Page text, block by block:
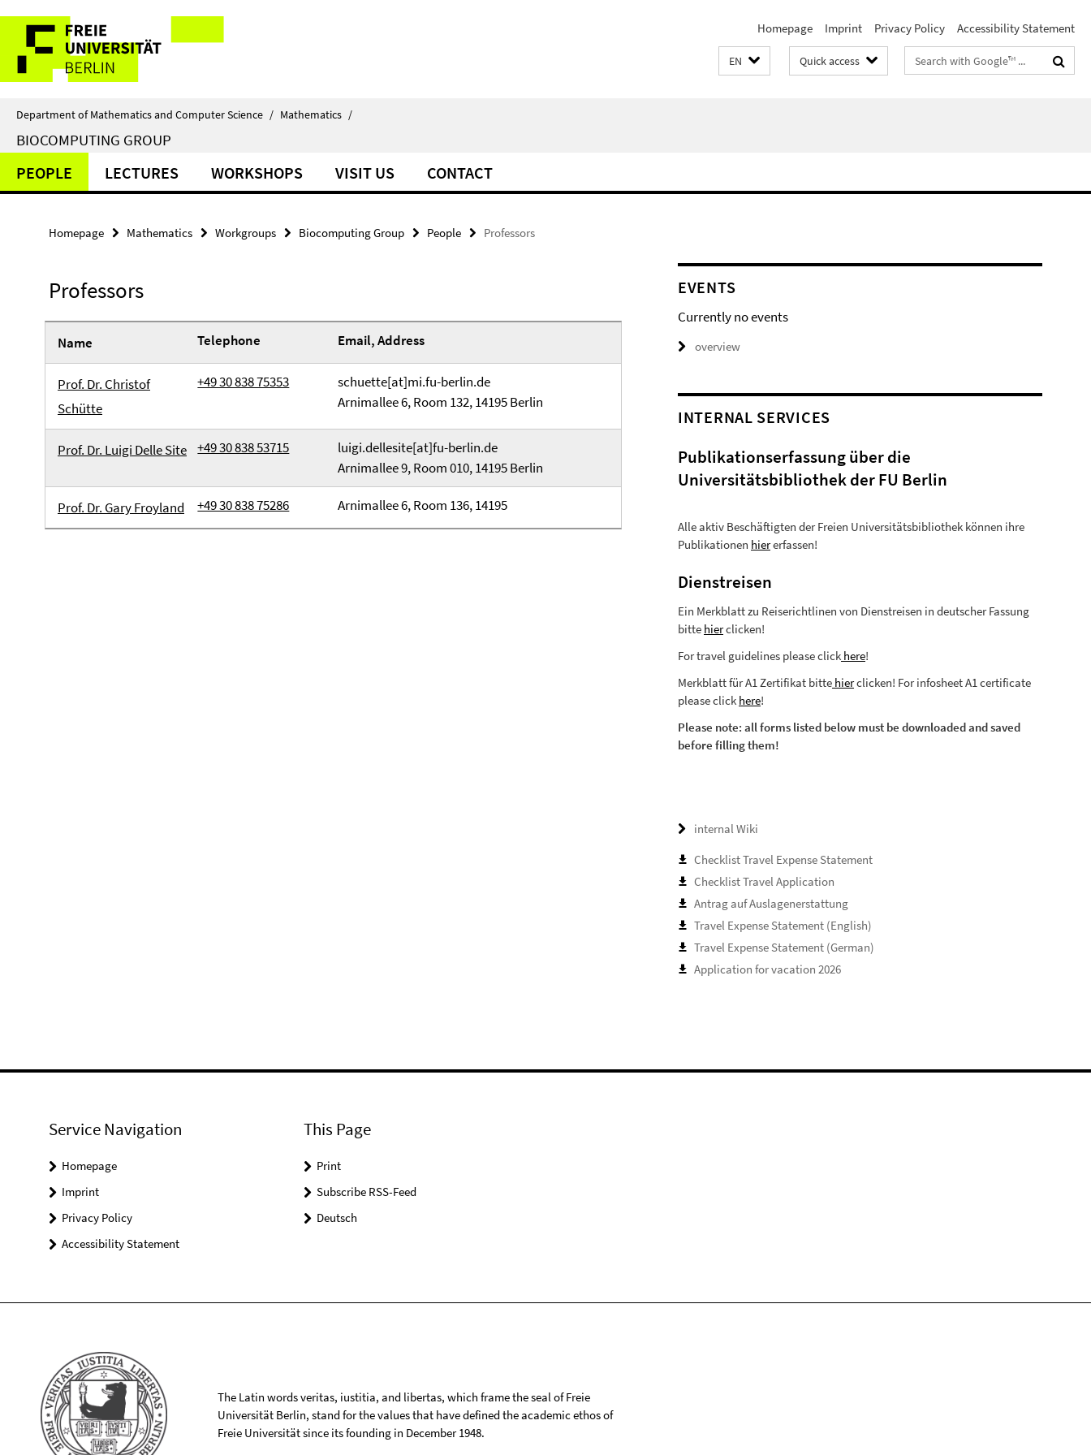
direkt
Inhalt
Service
Navigation
Homepage Imprint Privacy Policy Accessibility Statement
EN Quick access
Search
terms
Department of Mathematics and Computer Science / Mathematics /
BIOCOMPUTING GROUP
PEOPLE LECTURES WORKSHOPS VISIT US CONTACT
Homepage Mathematics Workgroups Biocomputing Group People Professors
Professors
Name Telephone Email, Address
Prof. Dr. Christof
Schütte
+49 30 838 75353
schuette[at]mi.fu-berlin.de
Arnimallee 6, Room 132, 14195 Berlin
Prof. Dr. Luigi Delle Site +49 30 838 53715
luigi.dellesite[at]fu-berlin.de
Arnimallee 9, Room 010, 14195 Berlin
Prof. Dr. Gary Froyland +49 30 838 75286 Arnimallee 6, Room 136, 14195
EVENTS
Currently no events
overview
INTERNAL SERVICES
Publikationserfassung über die
Universitätsbibliothek der FU Berlin
Alle aktiv Beschäftigten der Freien Universitätsbibliothek können ihre
Publikationen hiererfassen!
Dienstreisen
Ein Merkblatt zu Reiserichtlinen von Dienstreisen in deutscher Fassung
bitte hierclicken!
For travel guidelines please click here!
Merkblatt für A1 Zertifikat bitte hierclicken! For infosheet A1 certificate
please click here!
Please note: all forms listed below must be downloaded and saved
before filling them!
internal Wiki
Checklist Travel Expense Statement
Checklist Travel Application
Antrag auf Auslagenerstattung
Travel Expense Statement (English)
Travel Expense Statement (German)
Application for vacation 2026
Service Navigation
Homepage
Imprint
Privacy Policy
Accessibility Statement
This Page
Print
Subscribe RSS-Feed
Deutsch
The Latin words veritas, iustitia, and libertas, which frame the seal of Freie
Universität Berlin, stand for the values that have defined the academic ethos of
Freie Universität since its founding in December 1948.